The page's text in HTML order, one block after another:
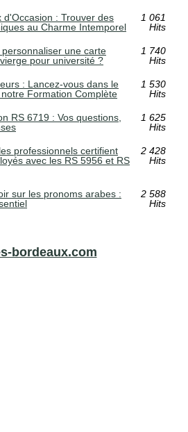
d'Occasion : Trouver des
au Charme Intemporel
1 061
Hits
une carte
pour université ?
1 740
Hits
: Lancez-vous dans le
Formation Complète
1 530
Hits
RS 6719 : Vos questions,
1 625
Hits
professionnels certifient
avec les RS 5956 et RS
2 428
Hits
sur les pronoms arabes :
2 588
Hits
bordeaux.com